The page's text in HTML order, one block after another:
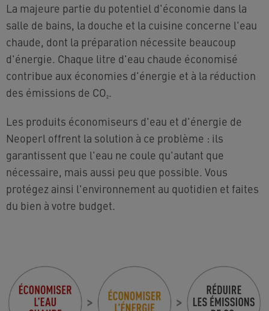
La majeure partie du potentiel d'économie dans la
salle de bains, la douche et la cuisine concerne l'eau
chaude, dont la préparation nécessite beaucoup
d'énergie. Chaque litre d'eau chaude économisé
contribue aux économies d'énergie et à la réduction
des émissions de CO₂.
Les produits économiseurs d'eau et d'énergie de
Neoperl offrent la solution à ce problème : ils
garantissent que l'eau ne coule qu'autant que
nécessaire, mais aussi peu que possible. Vous
protégez ainsi l'environnement au quotidien et faites
du bien à votre budget.